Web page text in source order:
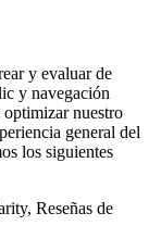
y evaluar de
y navegación
nuestro
general del
los siguientes
Reseñas de